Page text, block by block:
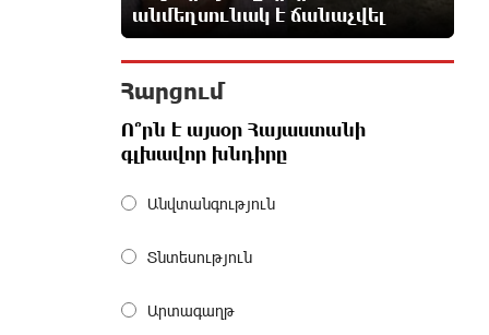
Այսօրվա կառավարությունը
ուսանողներին առաջարկում է
պահանջարկ չունեցող
մասնագիտություններ. Ատոմ Մխիթարյան
Հայրենիքը փոքրանում է մեր
ողբերգություն է․ Ավետիք
անմեղսունակ է ճանաչվել
Հարցում
Ո՞րն է այսօր Հայաստանի
գլխավոր խնդիրը
Անվտանգություն
Տնտեսություն
Արտագաղթ